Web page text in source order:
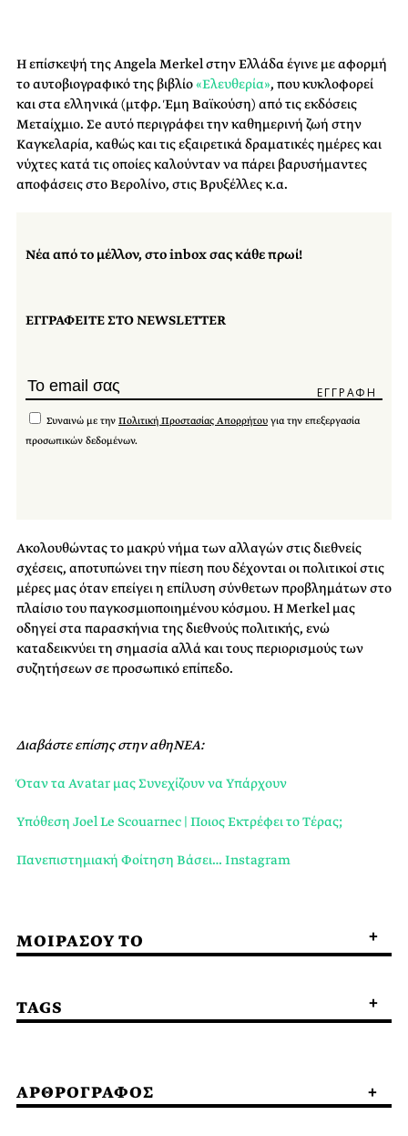
Η επίσκεψή της Angela Merkel στην Ελλάδα έγινε με αφορμή
το αυτοβιογραφικό της βιβλίο«Ελευθερία», που κυκλοφορεί
και στα ελληνικά (μτφρ. Έμη Βαϊκούση) από τις εκδόσεις
Μεταίχμιο. Σe αυτό περιγράφει την καθημερινή ζωή στην
Καγκελαρία, καθώς και τις εξαιρετικά δραματικές ημέρες και
νύχτες κατά τις οποίες καλούνταν να πάρει βαρυσήμαντες
αποφάσεις στο Βερολίνο, στις Βρυξέλλες κ.α.
Νέα από το μέλλον, στο inbox σας κάθε πρωί!
ΕΓΓΡΑΦΕΙΤΕ ΣΤΟ NEWSLETTER
Συναινώ με την Πολιτική Προστασίας Απορρήτου για την επεξεργασία
προσωπικών δεδομένων.
Ακολουθώντας το μακρύ νήμα των αλλαγών στις διεθνείς
σχέσεις, αποτυπώνει την πίεση που δέχονται οι πολιτικοί στις
μέρες μας όταν επείγει η επίλυση σύνθετων προβλημάτων στο
πλαίσιο του παγκοσμιοποιημένου κόσμου. Η Merkel μας
οδηγεί στα παρασκήνια της διεθνούς πολιτικής, ενώ
καταδεικνύει τη σημασία αλλά και τους περιορισμούς των
συζητήσεων σε προσωπικό επίπεδο.
Διαβάστε επίσης στην αθηΝΕΑ:
Όταν τα Avatar μας Συνεχίζουν να Υπάρχουν
Υπόθεση Joel Le Scouarnec | Ποιος Εκτρέφει το Τέρας;
Πανεπιστημιακή Φοίτηση Βάσει… Instagram
ΜΟΙΡΑΣΟΥ ΤΟ
TAGS
ΑΡΘΡΟΓΡΑΦΟΣ